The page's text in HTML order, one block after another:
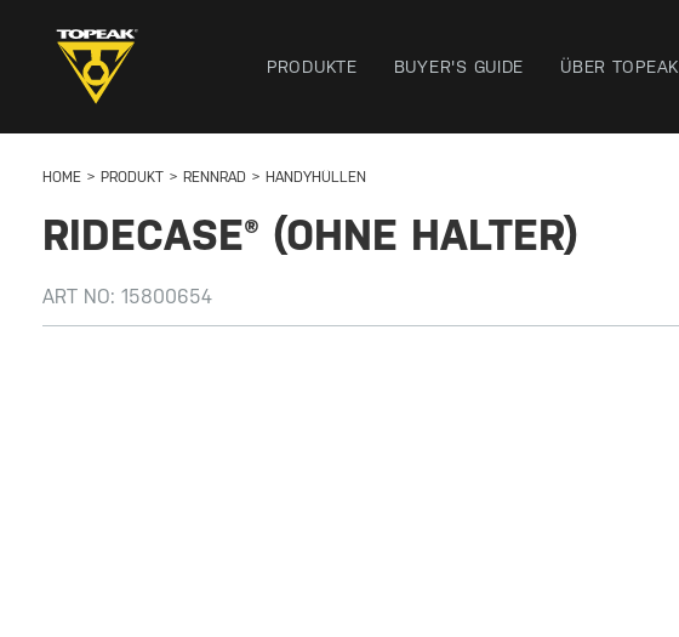
PRODUKTE BUYER'S GUIDE ÜBER TOPEAK
HOME PRODUKT RENNRAD HANDYHÜLLEN
RIDECASE® (OHNE HALTER)
ART NO: 15800654